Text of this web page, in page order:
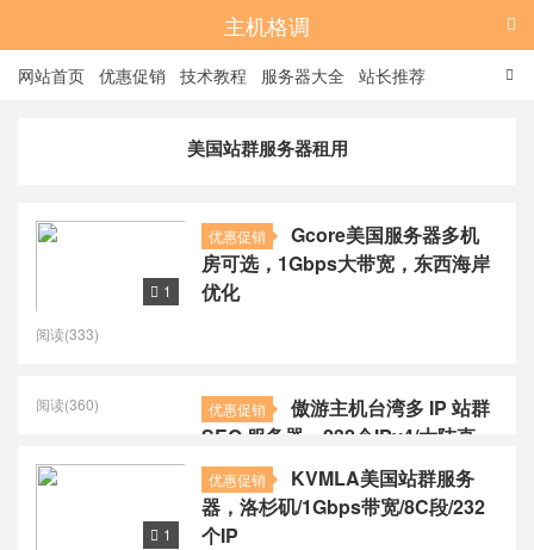
主机格调

网站首页 优惠促销 技术教程 服务器大全 站长推荐

美国站群服务器租用
优惠促销
Gcore美国服务器多机
房可选，1Gbps大带宽，东西海岸
优化
 1
阅读(333)
优惠促销
傲游主机台湾多 IP 站群
SEO 服务器，232个IPv4/大陆直
连/不限制流量
阅读(360)
优惠促销
KVMLA美国站群服务
器，洛杉矶/1Gbps带宽/8C段/232
个IP
 1